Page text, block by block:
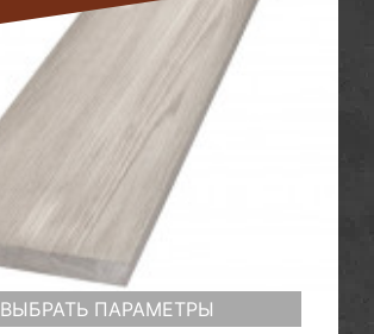
ВЫБРАТЬ ПАРАМЕТРЫ